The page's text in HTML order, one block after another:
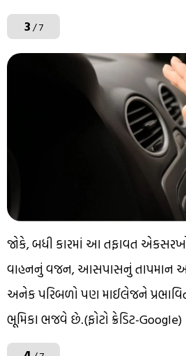
3/ 7
જોકે, બધી કારમાં આ તફાવત
વાહનનું વજન, આસપાસનું તાપમાન
અનેક પરિબળો પણ માઈલેજને
ભૂમિકા ભજવે છે.(ફોટો ક્રેડિટ-Google)